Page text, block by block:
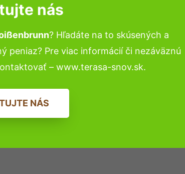
nás
? Hľadáte na to skúsených a
peniaz? Pre viac informácií či nezáväznú
– www.terasa-snov.sk.
NÁS